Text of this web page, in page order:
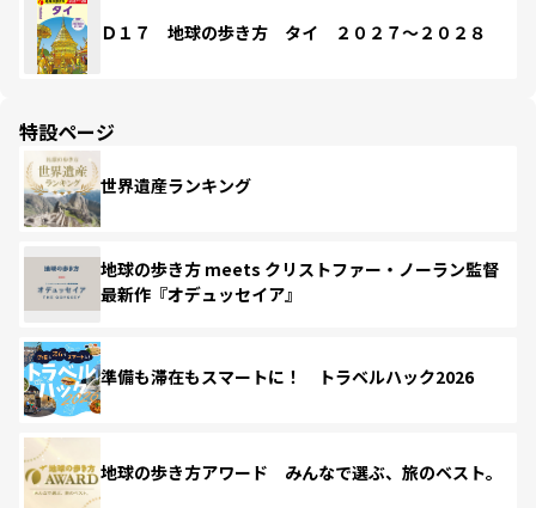
Ｄ１７ 地球の歩き方 タイ ２０２７～２０２８
特設ページ
世界遺産ランキング
地球の歩き方 meets クリストファー・ノーラン監督
最新作『オデュッセイア』
準備も滞在もスマートに！ トラベルハック2026
地球の歩き方アワード みんなで選ぶ、旅のベスト。